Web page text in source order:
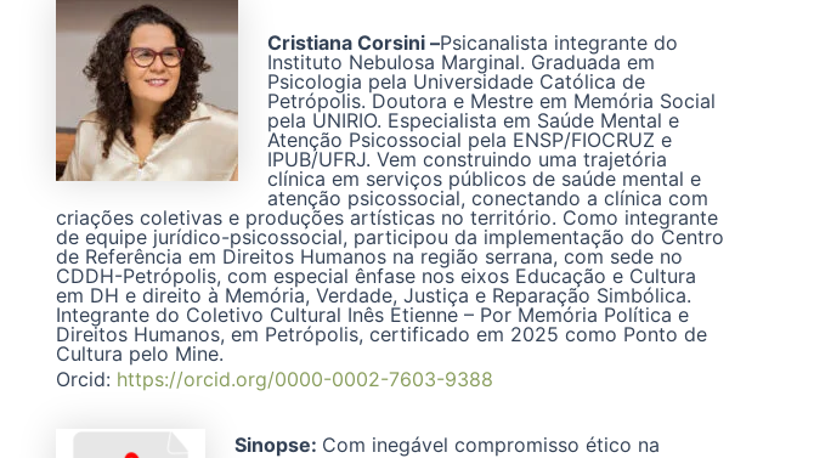
Cristiana Corsini –Psicanalista integrante do
Instituto Nebulosa Marginal. Graduada em
Psicologia pela Universidade Católica de
Petrópolis. Doutora e Mestre em Memória Social
pela UNIRIO. Especialista em Saúde Mental e
Atenção Psicossocial pela ENSP/FIOCRUZ e
IPUB/UFRJ. Vem construindo uma trajetória
clínica em serviços públicos de saúde mental e
atenção psicossocial, conectando a clínica com
criações coletivas e produções artísticas no território. Como integrante
de equipe jurídico-psicossocial, participou da implementação do Centro
de Referência em Direitos Humanos na região serrana, com sede no
CDDH-Petrópolis, com especial ênfase nos eixos Educação e Cultura
em DH e direito à Memória, Verdade, Justiça e Reparação Simbólica.
Integrante do Coletivo Cultural Inês Etienne – Por Memória Política e
Direitos Humanos, em Petrópolis, certificado em 2025 como Ponto de
Cultura pelo Mine.
Orcid: https://orcid.org/0000-0002-7603-9388
Sinopse: Com inegável compromisso ético na